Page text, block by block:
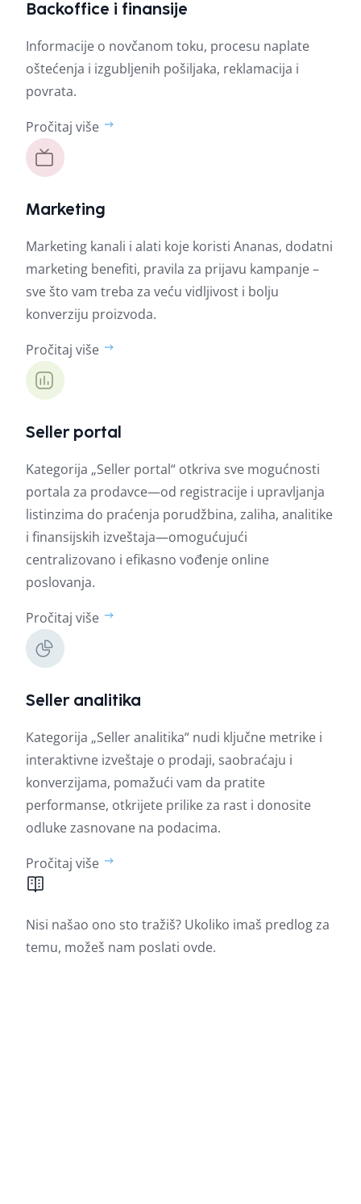
Backoffice i finansije
Informacije o novčanom toku, procesu naplate
oštećenja i izgubljenih pošiljaka, reklamacija i
povrata.
Pročitaj više
Marketing
Marketing kanali i alati koje koristi Ananas, dodatni
marketing benefiti, pravila za prijavu kampanje –
sve što vam treba za veću vidljivost i bolju
konverziju proizvoda.
Pročitaj više
Seller portal
Kategorija „Seller portal“ otkriva sve mogućnosti
portala za prodavce—od registracije i upravljanja
listinzima do praćenja porudžbina, zaliha, analitike
i finansijskih izveštaja—omogućujući
centralizovano i efikasno vođenje online
poslovanja.
Pročitaj više
Seller analitika
Kategorija „Seller analitika“ nudi ključne metrike i
interaktivne izveštaje o prodaji, saobraćaju i
konverzijama, pomažući vam da pratite
performanse, otkrijete prilike za rast i donosite
odluke zasnovane na podacima.
Pročitaj više
Nisi našao ono sto tražiš? Ukoliko imaš predlog za
temu, možeš nam poslati ovde.